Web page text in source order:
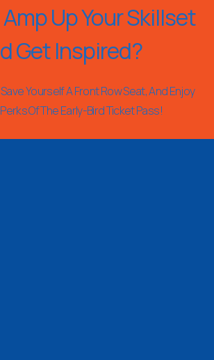
Up Your Skillset
Get Inspired?
Yourself A Front Row Seat, And Enjoy
Of The Early-Bird Ticket Pass!